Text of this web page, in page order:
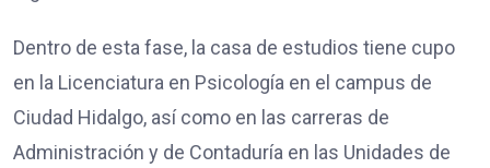
Dentro de esta fase, la casa de estudios tiene cupo
en la Licenciatura en Psicología en el campus de
Ciudad Hidalgo, así como en las carreras de
Administración y de Contaduría en las Unidades de